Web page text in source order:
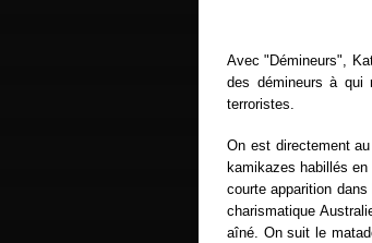
Avec "Démineurs",
des démineurs à qui
terroristes.
On est directement
kamikazes habillés
courte apparition
charismatique
aîné. On suit le